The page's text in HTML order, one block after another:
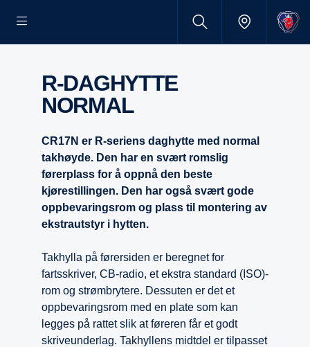
R-DAGHYTTE
NORMAL
CR17N er R-seriens daghytte med normal
takhøyde. Den har en svært romslig
førerplass for å oppnå den beste
kjørestillingen. Den har også svært gode
oppbevaringsrom og plass til montering av
ekstrautstyr i hytten.
Takhylla på førersiden er beregnet for
fartsskriver, CB-radio, et ekstra standard (ISO)-
rom og strømbrytere. Dessuten er det et
oppbevaringsrom med en plate som kan
legges på rattet slik at føreren får et godt
skriveunderlag. Takhyllens midtdel er tilpasset